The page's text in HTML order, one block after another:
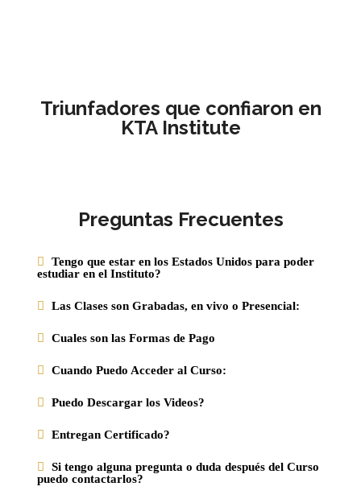
Triunfadores que confiaron en
KTA Institute
Preguntas Frecuentes
Tengo que estar en los Estados Unidos para poder
estudiar en el Instituto?
Las Clases son Grabadas, en vivo o Presencial:
Cuales son las Formas de Pago
Cuando Puedo Acceder al Curso:
Puedo Descargar los Videos?
Entregan Certificado?
Si tengo alguna pregunta o duda después del Curso
puedo contactarlos?